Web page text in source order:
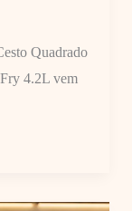
Quadrado
4.2L vem